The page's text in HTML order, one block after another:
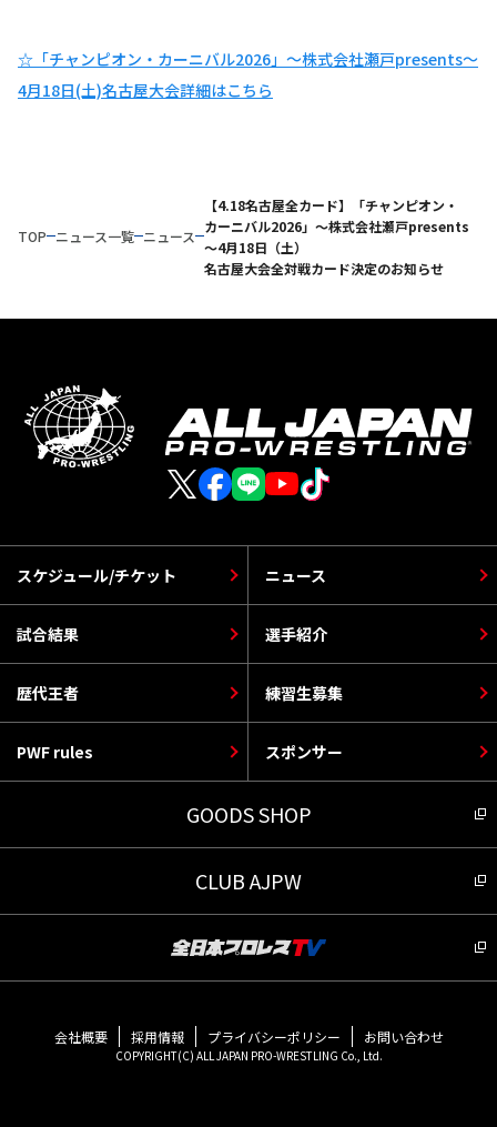
☆「チャンピオン・カーニバル2026」～株式会社瀬戸presents～
4月18日(土)名古屋大会詳細はこちら
TOP ニュース一覧 ニュース
【4.18名古屋全カード】「チャンピオン・
カーニバル2026」～株式会社瀬戸presents
～4月18日（土）
名古屋大会全対戦カード決定のお知らせ
スケジュール/チケット
選手紹介
PWF rules
ニュース
歴代王者
スポンサー
試合結果
練習生募集
GOODS SHOP
CLUB AJPW
会社概要 採用情報 プライバシーポリシー お問い合わせ
COPYRIGHT(C) ALL JAPAN PRO-WRESTLING Co., Ltd.